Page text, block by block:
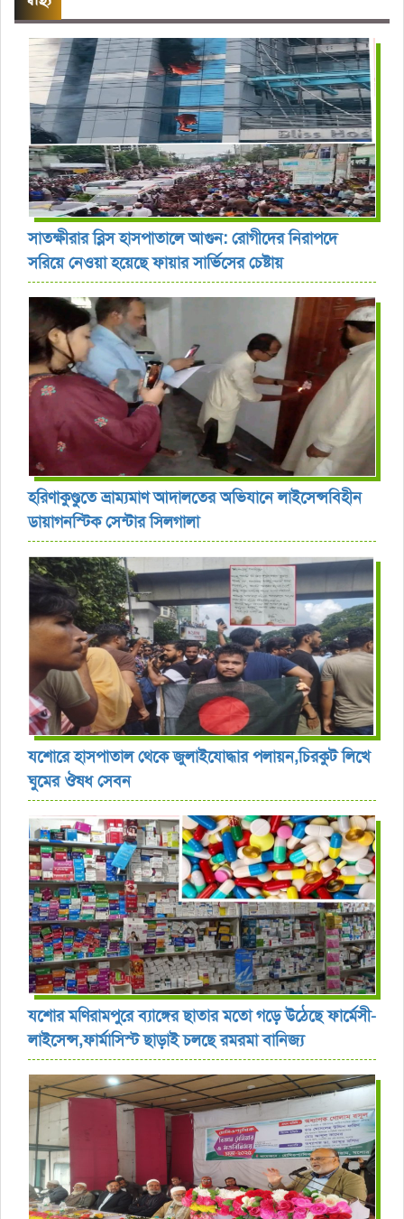
সাতক্ষীরার ব্লিস হাসপাতালে আগুন: রোগীদের নিরাপদে
সরিয়ে নেওয়া হয়েছে ফায়ার সার্ভিসের চেষ্টায়
হরিণাকুণ্ডুতে ভ্রাম্যমাণ আদালতের অভিযানে লাইসেন্সবিহীন
ডায়াগনস্টিক সেন্টার সিলগালা
যশোরে হাসপাতাল থেকে জুলাইযোদ্ধার পলায়ন,চিরকুট লিখে
ঘুমের ঔষধ সেবন
যশোর ‎মণিরামপুরে ব্যাঙ্গের ছাতার মতো গড়ে উঠেছে ফার্মেসী-
লাইসেন্স,ফার্মাসিস্ট ছাড়াই চলছে রমরমা বানিজ্য ‎